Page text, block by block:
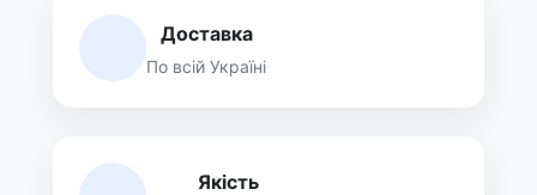
Доставка
По всій Україні
Якість